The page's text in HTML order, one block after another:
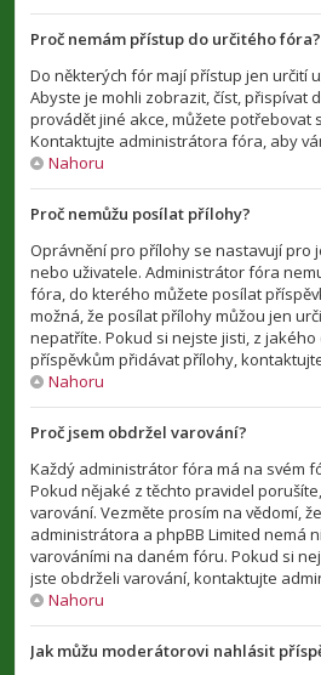
Proč nemám přístup do určitého fóra?
Do některých fór mají přístup jen určití
Abyste je mohli zobrazit, číst, přispívat
provádět jiné akce, můžete potřebovat
Kontaktujte administrátora fóra, aby
Nahoru
Proč nemůžu posílat přílohy?
Oprávnění pro přílohy se nastavují pro
nebo uživatele. Administrátor fóra
fóra, do kterého můžete posílat
možná, že posílat přílohy můžou jen
nepatříte. Pokud si nejste jisti, z
příspěvkům přidávat přílohy,
Nahoru
Proč jsem obdržel varování?
Každý administrátor fóra má na svém
Pokud nějaké z těchto pravidel
varování. Vezměte prosím na vědomí,
administrátora a phpBB Limited nemá
varováními na daném fóru. Pokud si
jste obdrželi varování, kontaktujte
Nahoru
Jak můžu moderátorovi nahlásit